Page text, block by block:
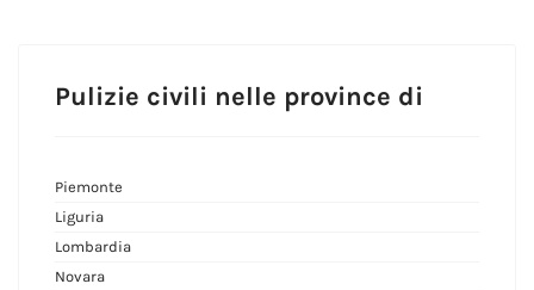
Pulizie civili nelle province di
Piemonte
Liguria
Lombardia
Novara